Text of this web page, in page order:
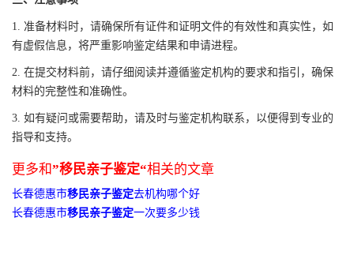
1. 准备材料时，请确保所有证件和证明文件的有效性和真实性，如
有虚假信息，将严重影响鉴定结果和申请进程。
2. 在提交材料前，请仔细阅读并遵循鉴定机构的要求和指引，确保
材料的完整性和准确性。
3. 如有疑问或需要帮助，请及时与鉴定机构联系，以便得到专业的
指导和支持。
更多和”移民亲子鉴定“相关的文章
长春德惠市移民亲子鉴定去机构哪个好
长春德惠市移民亲子鉴定一次要多少钱